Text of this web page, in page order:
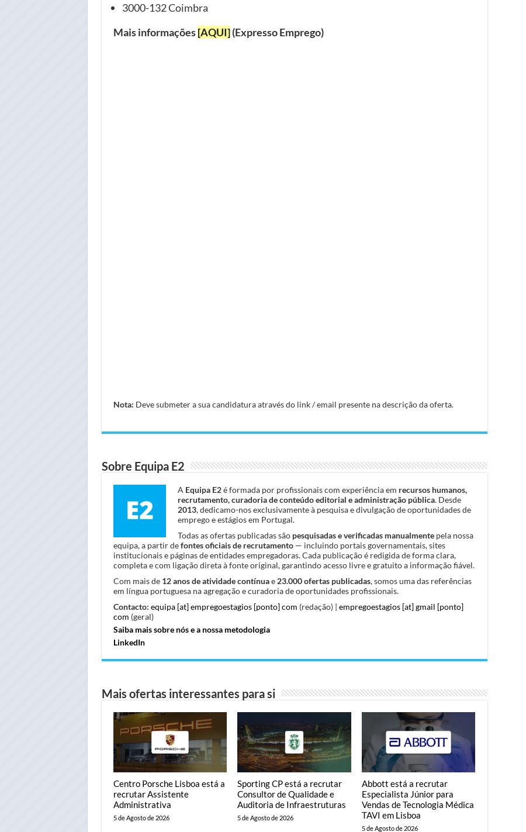
3000-132 Coimbra
Mais informações[AQUI](Expresso Emprego)
Nota: Deve submeter a sua candidatura através do link / email presente na descrição da oferta.
Sobre Equipa E2
A Equipa E2é formada por profissionais com experiência em recursos humanos,
recrutamento, curadoria de conteúdo editorial e administração pública. Desde
2013, dedicamo-nos exclusivamente à pesquisa e divulgação de oportunidades de
emprego e estágios em Portugal.
Todas as ofertas publicadas são pesquisadas e verificadas manualmentepela nossa
equipa, a partir defontes oficiais de recrutamento— incluindo portais governamentais, sites
institucionais e páginas de entidades empregadoras. Cada publicação é redigida de forma clara,
completa e com ligação direta à fonte original, garantindo acesso livre e gratuito a informação fiável.
Com mais de 12 anos de atividade contínuae 23.000 ofertas publicadas, somos uma das referências
em língua portuguesa na agregação e curadoria de oportunidades profissionais.
Contacto: equipa [at] empregoestagios [ponto] com (redação) | empregoestagios [at] gmail [ponto]
com (geral)
Saiba mais sobre nós e a nossa metodologia
LinkedIn
Mais ofertas interessantes para si
Centro Porsche Lisboa está a
recrutar Assistente
Administrativa
5 de Agosto de 2026
Sporting CP está a recrutar
Consultor de Qualidade e
Auditoria de Infraestruturas
5 de Agosto de 2026
Abbott está a recrutar
Especialista Júnior para
Vendas de Tecnologia Médica
TAVI em Lisboa
5 de Agosto de 2026